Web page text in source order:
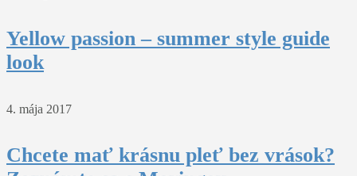
Yellow passion – summer style guide
look
4. mája 2017
Chcete mať krásnu pleť bez vrások?